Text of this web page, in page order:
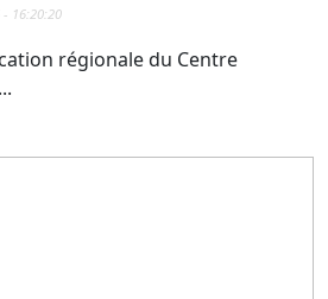
16:20:20
régionale du Centre